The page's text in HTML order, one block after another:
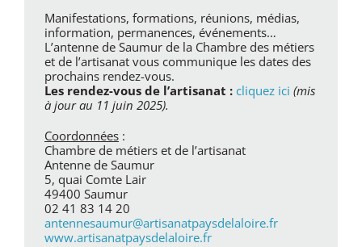
Manifestations, formations, réunions, médias,
information, permanences, événements…
L’antenne de Saumur de la Chambre des métiers
et de l’artisanat vous communique les dates des
prochains rendez-vous.
Les rendez-vous de l’artisanat : cliquez ici (mis
à jour au 11 juin 2025).
Coordonnées :
Chambre de métiers et de l’artisanat
Antenne de Saumur
5, quai Comte Lair
49400 Saumur
02 41 83 14 20
antennesaumur@artisanatpaysdelaloire.fr
www.artisanatpaysdelaloire.fr